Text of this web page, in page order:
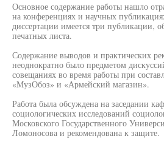
Основное содержание работы нашло
на конференциях и научных
диссертации имеется три публикации,
печатных листа.
Содержание выводов и практических
неоднократно было предметом
совещаниях во время работы при
«МузОбоз» и «Армейский магазин».
Работа была обсуждена на заседании
социологических исследований
Московского Государственного
Ломоносова и рекомендована к защите.